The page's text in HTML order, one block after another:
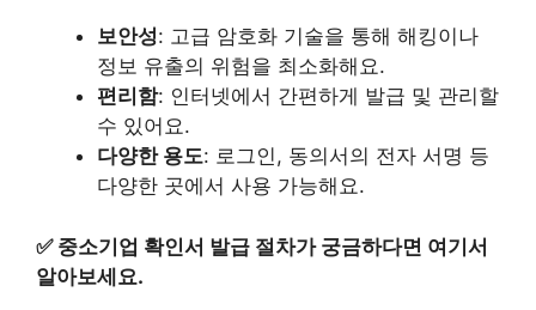
보안성: 고급 암호화 기술을 통해 해킹이나
정보 유출의 위험을 최소화해요.
편리함: 인터넷에서 간편하게 발급 및 관리할
수 있어요.
다양한 용도: 로그인, 동의서의 전자 서명 등
다양한 곳에서 사용 가능해요.
✅ 중소기업 확인서 발급 절차가 궁금하다면 여기서
알아보세요.